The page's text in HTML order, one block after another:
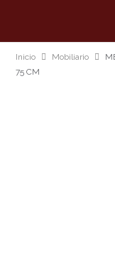
Inicio Mobiliario
75 CM